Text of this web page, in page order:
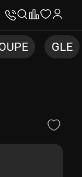
GLE COUPE